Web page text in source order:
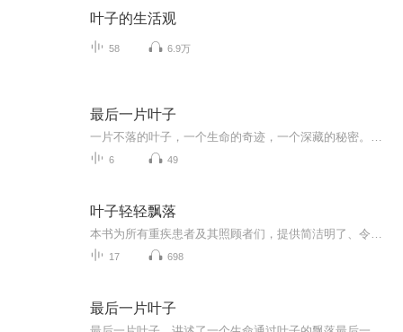
叶子的生活观
58 6.9万
最后一片叶子
6 49
叶子轻轻飘落
17 698
最后一片叶子